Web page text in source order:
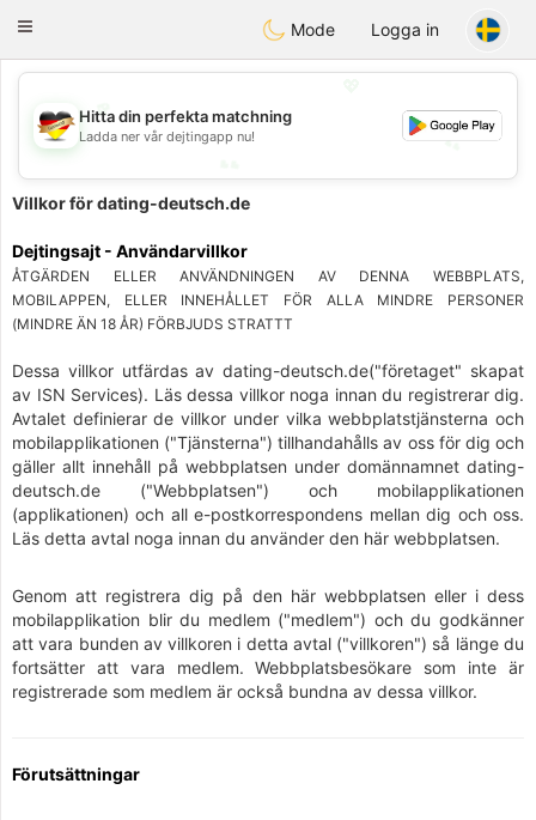
Deutsch Dating
Toggle
Mode Logga in
💕
💕
Hitta din perfekta matchning
Ladda ner vår dejtingapp nu!
Villkor för dating-deutsch.de
Dejtingsajt - Användarvillkor
ÅTGÄRDEN ELLER ANVÄNDNINGEN AV DENNA WEBBPLATS,
MOBILAPPEN, ELLER INNEHÅLLET FÖR ALLA MINDRE PERSONER
(MINDRE ÄN 18 ÅR) FÖRBJUDS STRATTT
Dessa villkor utfärdas av dating-deutsch.de("företaget" skapat
av ISN Services). Läs dessa villkor noga innan du registrerar dig.
Avtalet definierar de villkor under vilka webbplatstjänsterna och
mobilapplikationen ("Tjänsterna") tillhandahålls av oss för dig och
gäller allt innehåll på webbplatsen under domännamnet dating-
deutsch.de ("Webbplatsen") och mobilapplikationen
(applikationen) och all e-postkorrespondens mellan dig och oss.
Läs detta avtal noga innan du använder den här webbplatsen.
Genom att registrera dig på den här webbplatsen eller i dess
mobilapplikation blir du medlem ("medlem") och du godkänner
att vara bunden av villkoren i detta avtal ("villkoren") så länge du
fortsätter att vara medlem. Webbplatsbesökare som inte är
registrerade som medlem är också bundna av dessa villkor.
Förutsättningar